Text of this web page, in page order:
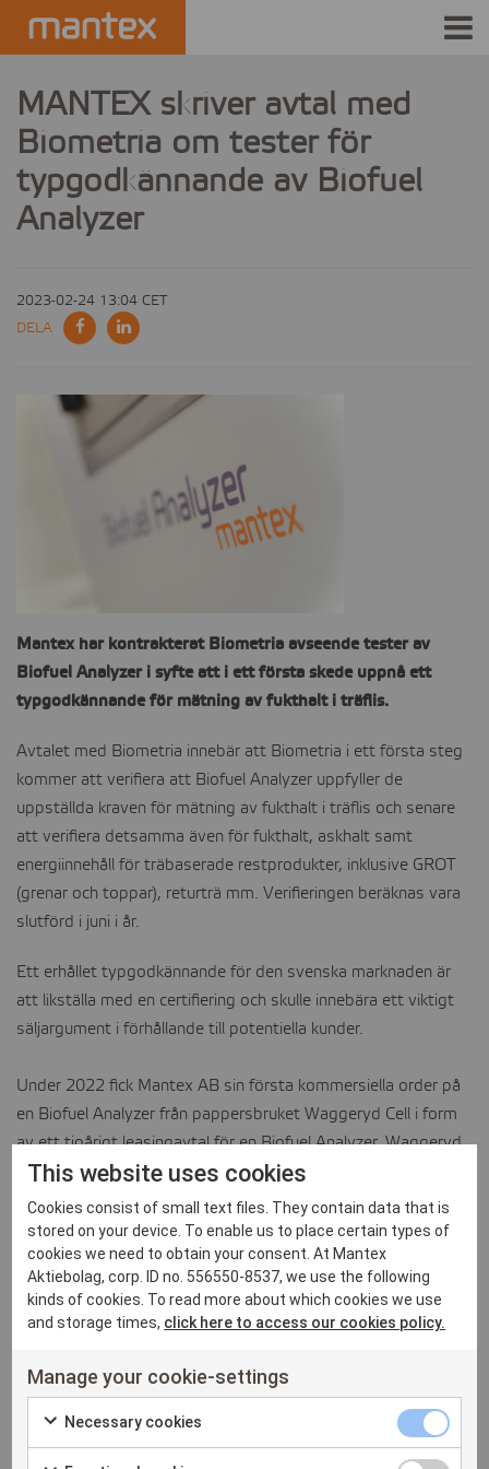
PRODUCTS
HOW IT WORKS
EVENTS
MANTEX skriver avtal med
Biometria om tester för
typgodkännande av Biofuel
Analyzer
2023-02-24 13:04 CET
DELA
Mantex har kontrakterat Biometria avseende tester av
Biofuel Analyzer i syfte att i ett första skede uppnå ett
typgodkännande för mätning av fukthalt i träflis.
Avtalet med Biometria innebär att Biometria i ett första steg
kommer att verifiera att Biofuel Analyzer uppfyller de
uppställda kraven för mätning av fukthalt i träflis och senare
att verifiera detsamma även för fukthalt, askhalt samt
energiinnehåll för träbaserade restprodukter, inklusive GROT
(grenar och toppar), returträ mm. Verifieringen beräknas vara
slutförd i juni i år.
Ett erhållet typgodkännande för den svenska marknaden är
att likställa med en certifiering och skulle innebära ett viktigt
säljargument i förhållande till potentiella kunder.
Under 2022 fick Mantex AB sin första kommersiella order på
en Biofuel Analyzer från pappersbruket Waggeryd Cell i form
av ett tioårigt leasingavtal för en Biofuel Analyzer. Waggeryd
har behov av att mäta fukthalten i den inköpta träflisen för att
kunna fastställa pris och kvalité på inkommande leveranser.
Beställningen följde på en längre tids utvärdering av Biofuel
Analyzer som Mantex och Waggeryd genomfört ihop genom
att låta maskinen analysera träflis som levererats direkt från
Waggeryds olika leverantörer.
Biofuel Analyzer har framför allt utvecklats för att möta
bioenergibranschens behov av att effektivt och i realtid mäta
centrala aspekter hos biomassa, såsom fukt- och askhalt
samt energiinnehåll, men kan även användas för att mäta
This website uses cookies
Cookies consist of small text files. They contain data that is
stored on your device. To enable us to place certain types of
cookies we need to obtain your consent. At Mantex
Aktiebolag, corp. ID no. 556550-8537, we use the following
kinds of cookies. To read more about which cookies we use
and storage times, click here to access our cookies policy.
Manage your cookie-settings
Necessary cookies
Check
Necessary
cookies